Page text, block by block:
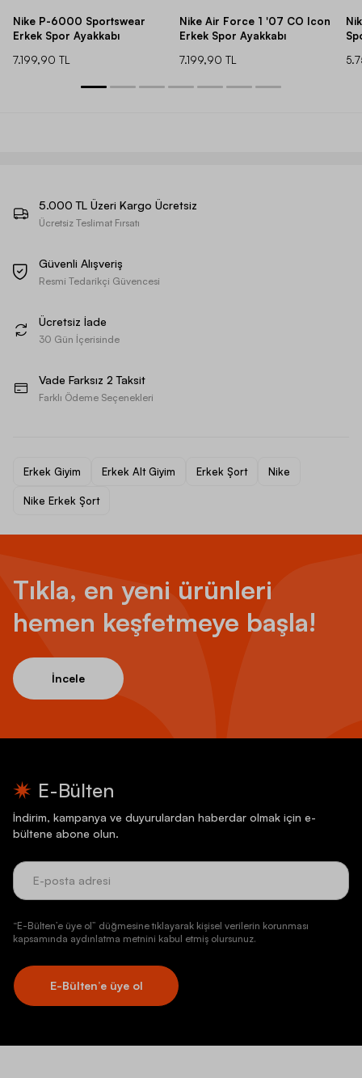
Nike P-6000 Sportswear
Erkek Spor Ayakkabı
7.199,90 TL
Nike Air Force 1 '07 CO Icon
Erkek Spor Ayakkabı
7.199,90 TL
5.000 TL Üzeri Kargo Ücretsiz
Ücretsiz Teslimat Fırsatı
Güvenli Alışveriş
Resmi Tedarikçi Güvencesi
Ücretsiz İade
30 Gün İçerisinde
Vade Farksız 2 Taksit
Farklı Ödeme Seçenekleri
Erkek Giyim Erkek Alt Giyim Erkek Şort Nike
Nike Erkek Şort
Tıkla, en yeni ürünleri
hemen keşfetmeye başla!
İncele
E-Bülten
İndirim, kampanya ve duyurulardan haberdar olmak için e-
bültene abone olun.
“E-Bülten’e üye ol” düğmesine tıklayarak kişisel verilerin korunması
kapsamında aydınlatma metnini kabul etmiş olursunuz.
E-Bülten’e üye ol